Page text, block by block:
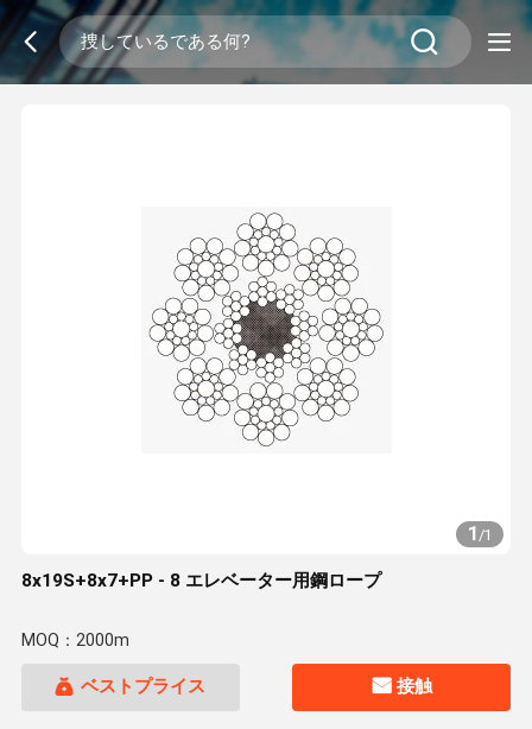
1/1
8x19S+8x7+PP - 8 エレベーター用鋼ロープ
MOQ：2000m
ベストプライス 接触